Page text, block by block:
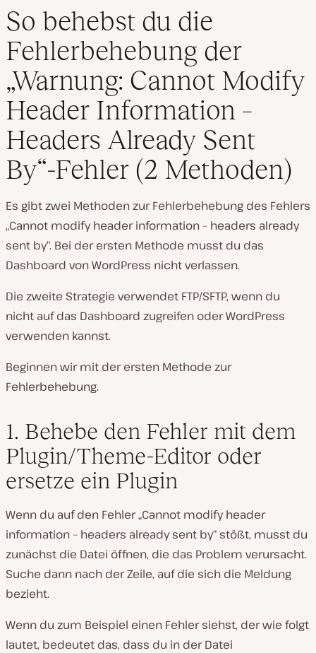
So behebst du die
Fehlerbehebung der
„Warnung: Cannot Modify
Header Information –
Headers Already Sent
By“-Fehler (2 Methoden)
Es gibt zwei Methoden zur Fehlerbehebung des Fehlers
„Cannot modify header information – headers already
sent by“. Bei der ersten Methode musst du das
Dashboard von WordPress nicht verlassen.
Die zweite Strategie verwendet FTP/SFTP, wenn du
nicht auf das Dashboard zugreifen oder WordPress
verwenden kannst.
Beginnen wir mit der ersten Methode zur
Fehlerbehebung.
1. Behebe den Fehler mit dem
Plugin/Theme-Editor oder
ersetze ein Plugin
Wenn du auf den Fehler „Cannot modify header
information – headers already sent by“ stößt, musst du
zunächst die Datei öffnen, die das Problem verursacht.
Suche dann nach der Zeile, auf die sich die Meldung
bezieht.
Wenn du zum Beispiel einen Fehler siehst, der wie folgt
lautet, bedeutet das, dass du in der Datei